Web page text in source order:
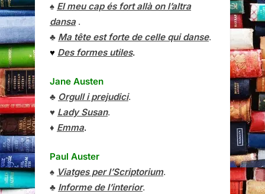
♠ El meu cap és fort allà on l’altra
dansa.
♣ Ma tête est forte de celle qui danse.
♥ Des formes utiles.
Jane Austen
♣ Orgull i prejudici.
♥ Lady Susan.
♦ Emma.
Paul Auster
♠ Viatges per l’Scriptorium.
♣ Informe de l’interior.